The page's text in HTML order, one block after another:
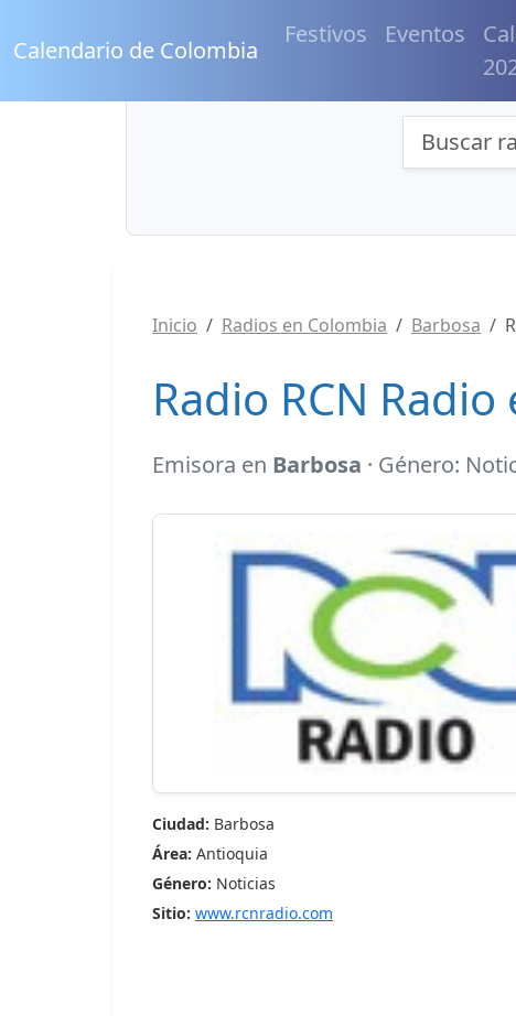
Calendario de Colombia
Festivos Eventos
Inicio Radios en Colombia Barbosa
Radio RCN
Emisora en Barbosa · Género:
Ciudad: Barbosa
Área: Antioquia
Género: Noticias
Sitio: www.rcnradio.com